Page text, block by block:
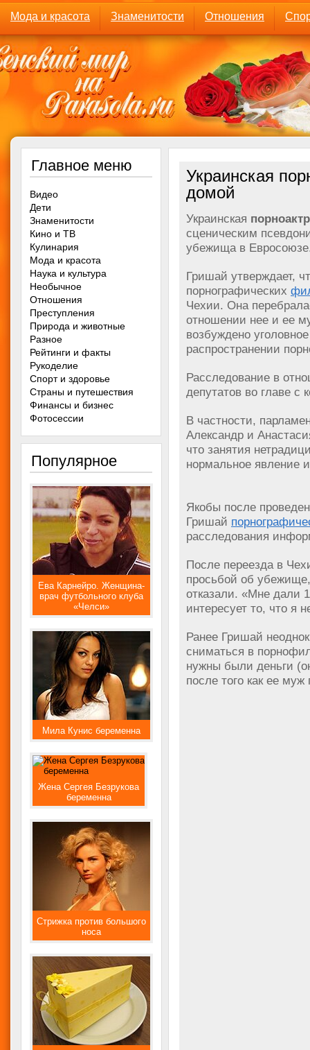
Мода и красота Знаменитости Отношения
Украинская
домой
Украинская
сценическим
убежища в
Гришай утверждает,
порнографических
Чехии. Она
отношении нее и ее
возбуждено
распространении
Расследование в
депутатов во главе
В частности,
Александр и
что занятия
нормальное явление
Якобы после
Гришай
расследования
После переезда в
просьбой об
отказали. «Мне дали
интересует то, что я
Ранее Гришай
сниматься в
нужны были деньги
после того как ее
Главное меню
Видео
Дети
Знаменитости
Кино и ТВ
Кулинария
Мода и красота
Наука и культура
Необычное
Отношения
Преступления
Природа и животные
Разное
Рейтинги и факты
Рукоделие
Спорт и здоровье
Страны и путешествия
Финансы и бизнес
Фотосессии
Популярное
Ева Карнейро. Женщина-
врач футбольного клуба
«Челси»
Мила Кунис беременна
Жена Сергея Безрукова
беременна
Стрижка против большого
носа